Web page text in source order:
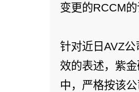
变更的RCCM
针对近日AVZ
效的表述，紫
中，严格按该